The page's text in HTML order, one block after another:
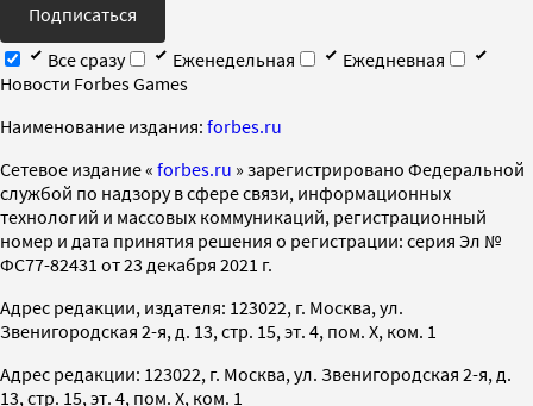
Подписаться
Все сразу
Еженедельная
Ежедневная
Новости Forbes Games
Наименование издания: forbes.ru
Cетевое издание « forbes.ru » зарегистрировано Федеральной
службой по надзору в сфере связи, информационных
технологий и массовых коммуникаций, регистрационный
номер и дата принятия решения о регистрации: серия Эл №
ФС77-82431 от 23 декабря 2021 г.
Адрес редакции, издателя: 123022, г. Москва, ул.
Звенигородская 2-я, д. 13, стр. 15, эт. 4, пом. X, ком. 1
Адрес редакции: 123022, г. Москва, ул. Звенигородская 2-я, д.
13, стр. 15, эт. 4, пом. X, ком. 1